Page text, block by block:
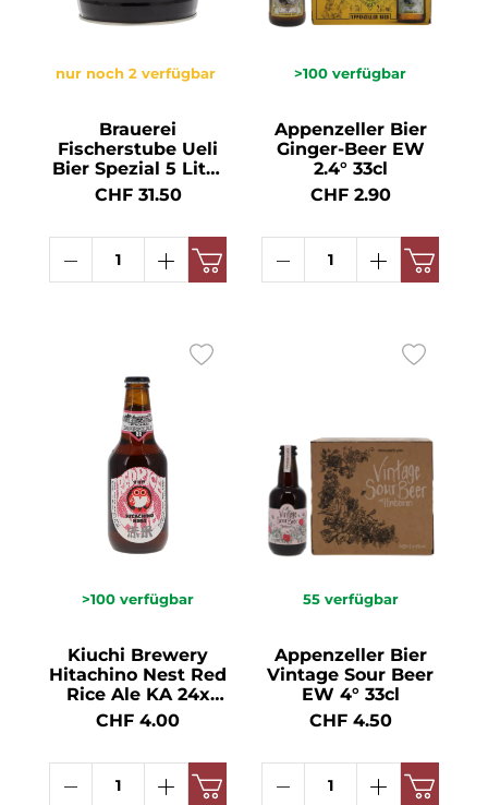
nur noch 2 verfügbar
Brauerei
Fischerstube Ueli
Bier Spezial 5 Liter
Partyfass 5° 5l
CHF 31.50
>100 verfügbar
Appenzeller Bier
Ginger-Beer EW
2.4° 33cl
CHF 2.90
>100 verfügbar
Kiuchi Brewery
Hitachino Nest Red
Rice Ale KA 24x
EW 7° 33cl
CHF 4.00
55 verfügbar
Appenzeller Bier
Vintage Sour Beer
EW 4° 33cl
CHF 4.50